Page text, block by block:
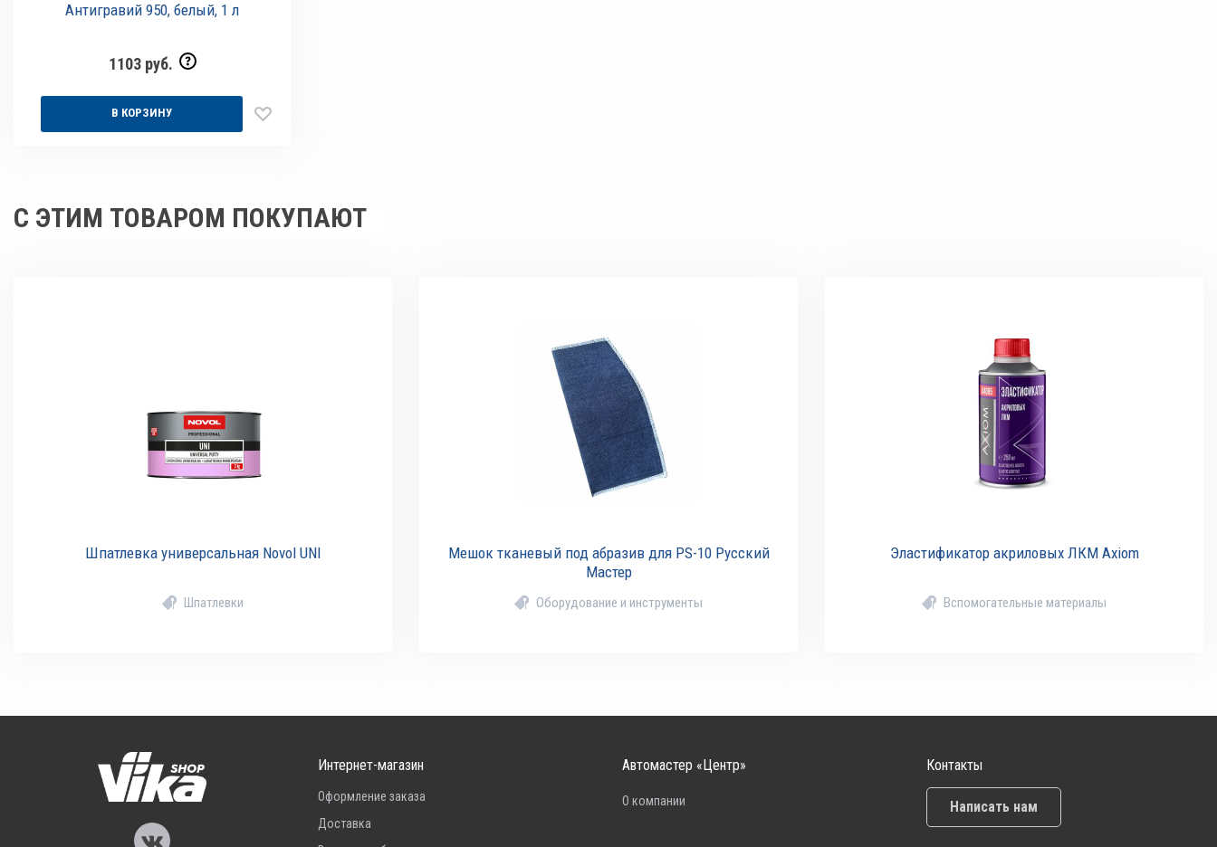
Антигравий 950, белый, 1 л
1103 руб.
В КОРЗИНУ
С ЭТИМ ТОВАРОМ ПОКУПАЮТ
Шпатлевка универсальная Novol UNI
Шпатлевки
Мешок тканевый под абразив для PS-10 Русский
Мастер
Оборудование и инструменты
Эластификатор акриловых ЛКМ Axiom
Вспомогательные материалы
Интернет-магазин
Оформление заказа
Доставка
Автомастер «Центр»
О компании
Контакты
Написать нам